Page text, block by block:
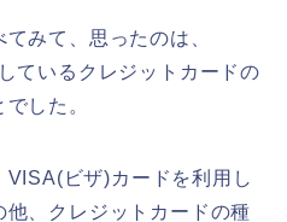
みて、思ったのは、
ているクレジットカードの
した。
ビザ)カードを利用し
、クレジットカードの種